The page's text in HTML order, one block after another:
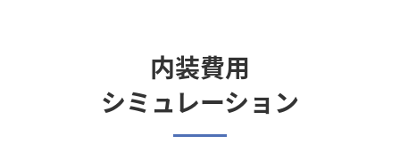
内装費用
シミュレーション